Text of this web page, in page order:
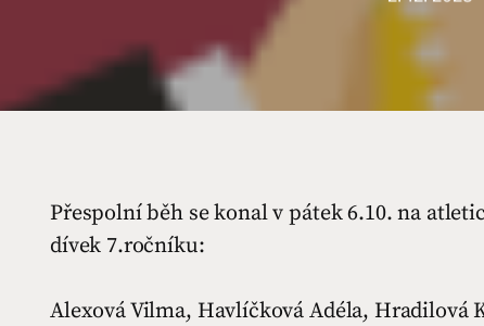
Přespolní běh se konal v pátek 6.10. na
dívek 7.ročníku:
Alexová Vilma, Havlíčková Adéla, Hradilová